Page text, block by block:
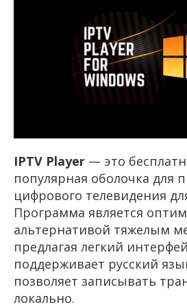
IPTV Player — это
популярная оболочка для
цифрового телевидения
Программа является
альтернативой тяжелым
предлагая легкий
поддерживает русский
позволяет записывать
локально.